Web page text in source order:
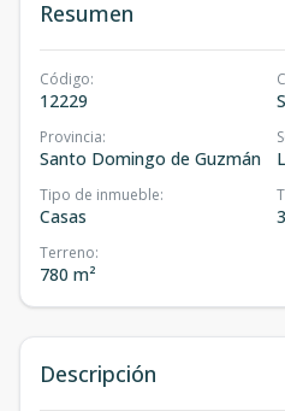
Resumen
Código:
12229
Provincia:
Santo Domingo de Guzmán
Tipo de inmueble:
Casas
Terreno:
780 m²
Descripción